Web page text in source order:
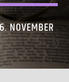
NOVEMBER